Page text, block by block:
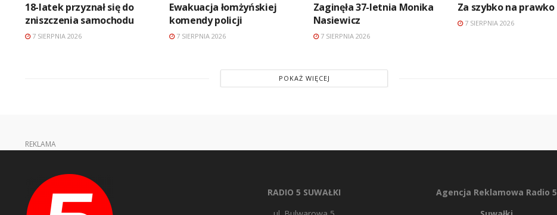
18-latek przyznał się do
zniszczenia samochodu
7 SIERPNIA 2026
Ewakuacja łomżyńskiej
komendy policji
7 SIERPNIA 2026
Zaginęła 37-letnia Monika
Nasiewicz
7 SIERPNIA 2026
Za szybko na prawko
7 SIERPNIA 2026
POKAŻ WIĘCEJ
REKLAMA
RADIO 5 SUWAŁKI
Agencja Reklamowa Radio 5